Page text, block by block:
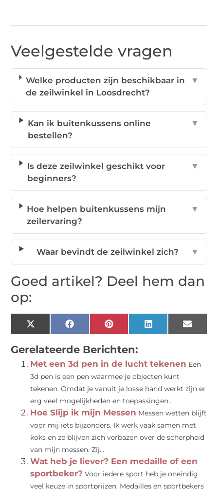
Veelgestelde vragen
Welke producten zijn beschikbaar in
de zeilwinkel in Loosdrecht?
▼
Kan ik buitenkussens online
bestellen?
▼
Is deze zeilwinkel geschikt voor
beginners?
▼
Hoe helpen buitenkussens mijn
zeilervaring?
▼
Waar bevindt de zeilwinkel zich? ▼
Goed artikel? Deel hem dan
op:
X
(Twitter)
FacebookPinterestLinkedIn Email
Gerelateerde Berichten:
Met een 3d pen in de lucht tekenen Een
3d pen is een pen waarmee je objecten kunt
tekenen. Omdat je vanuit je losse hand werkt zijn er
erg veel mogelijkheden en toepassingen...
Hoe Slijp ik mijn Messen Messen wetten blijft
voor mij iets bijzonders. Ik werk vaak samen met
koks en ze blijven zich verbazen over de scherpheid
van mijn messen. Zij...
Wat heb je liever? Een medaille of een
sportbeker? Voor iedere sport heb je oneindig
veel keuze in sportprijzen. Medailles en sportbekers